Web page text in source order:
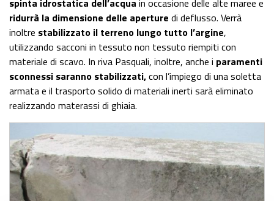
spinta idrostatica dell’acqua in occasione delle alte maree e
ridurrà la dimensione delle aperture di deflusso. Verrà
inoltre stabilizzato il terreno lungo tutto l’argine,
utilizzando sacconi in tessuto non tessuto riempiti con
materiale di scavo. In riva Pasquali, inoltre, anche i paramenti
sconnessi saranno stabilizzati,con l’impiego di una soletta
armata e il trasporto solido di materiali inerti sarà eliminato
realizzando materassi di ghiaia.